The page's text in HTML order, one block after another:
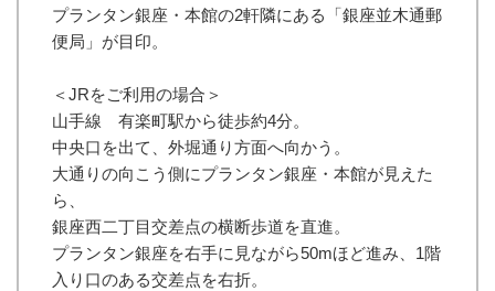
プランタン銀座・本館の2軒隣にある「銀座並木通郵
便局」が目印。
＜JRをご利用の場合＞
山手線 有楽町駅から徒歩約4分。
中央口を出て、外堀通り方面へ向かう。
大通りの向こう側にプランタン銀座・本館が見えた
ら、
銀座西二丁目交差点の横断歩道を直進。
プランタン銀座を右手に見ながら50mほど進み、1階
入り口のある交差点を右折。